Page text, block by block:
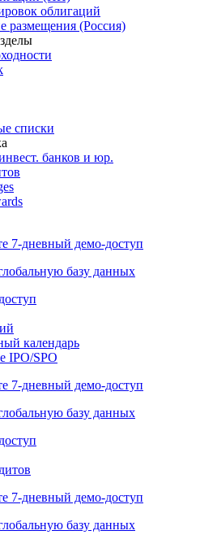
& Карты рынка
(ИИ)
облигаций
(Россия)
списки
банков и юр.
7-дневный
базу данных
IPO/SPO
7-дневный
базу данных